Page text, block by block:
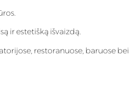
ir estetišką išvaizdą.
restoranuose, baruose bei